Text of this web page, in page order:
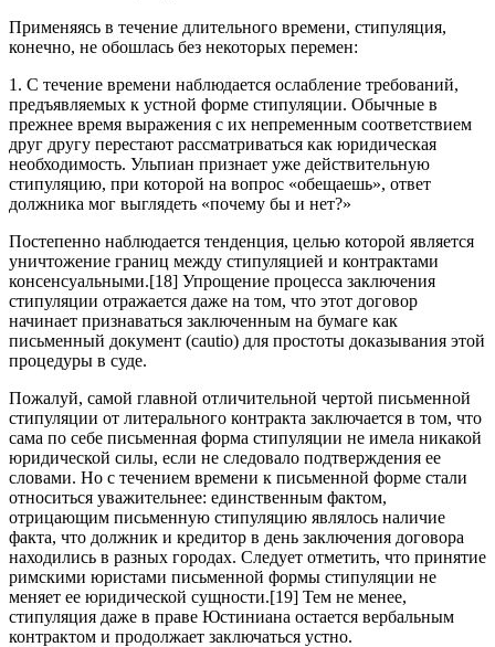
Применяясь в течение длительного времени, стипуляция,
конечно, не обошлась без некоторых перемен:
1. С течение времени наблюдается ослабление требований,
предъявляемых к устной форме стипуляции. Обычные в
прежнее время выражения с их непременным соответствием
друг другу перестают рассматриваться как юридическая
необходимость. Ульпиан признает уже действительную
стипуляцию, при которой на вопрос «обещаешь», ответ
должника мог выглядеть «почему бы и нет?»
Постепенно наблюдается тенденция, целью которой является
уничтожение границ между стипуляцией и контрактами
консенсуальными.[18] Упрощение процесса заключения
стипуляции отражается даже на том, что этот договор
начинает признаваться заключенным на бумаге как
письменный документ (cautio) для простоты доказывания этой
процедуры в суде.
Пожалуй, самой главной отличительной чертой письменной
стипуляции от литерального контракта заключается в том, что
сама по себе письменная форма стипуляции не имела никакой
юридической силы, если не следовало подтверждения ее
словами. Но с течением времени к письменной форме стали
относиться уважительнее: единственным фактом,
отрицающим письменную стипуляцию являлось наличие
факта, что должник и кредитор в день заключения договора
находились в разных городах. Следует отметить, что принятие
римскими юристами письменной формы стипуляции не
меняет ее юридической сущности.[19] Тем не менее,
стипуляция даже в праве Юстиниана остается вербальным
контрактом и продолжает заключаться устно.